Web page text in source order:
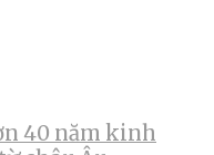
40 năm kinh